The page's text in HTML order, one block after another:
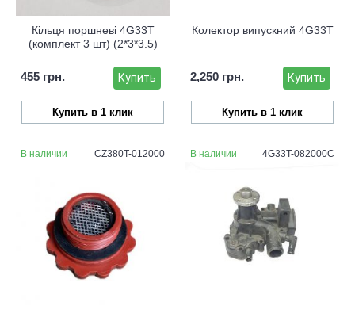
Кільця поршневі 4G33T
(комплект 3 шт) (2*3*3.5)
455 грн. Купить
Купить в 1 клик
Колектор випускний 4G33T
2,250 грн. Купить
Купить в 1 клик
В наличии CZ380T-012000 В наличии 4G33T-082000C